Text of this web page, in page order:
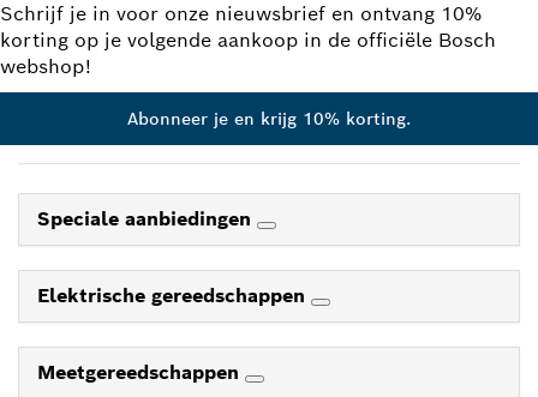
Schrijf je in voor onze nieuwsbrief en ontvang 10%
korting op je volgende aankoop in de officiële Bosch
webshop!
Abonneer je en krijg 10% korting.
Speciale aanbiedingen
Elektrische gereedschappen
Meetgereedschappen